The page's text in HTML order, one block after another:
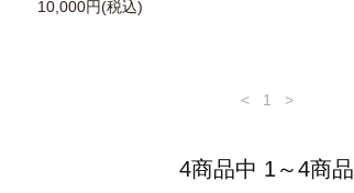
10,000円(税込)
< 1 >
4商品中 1～4商品